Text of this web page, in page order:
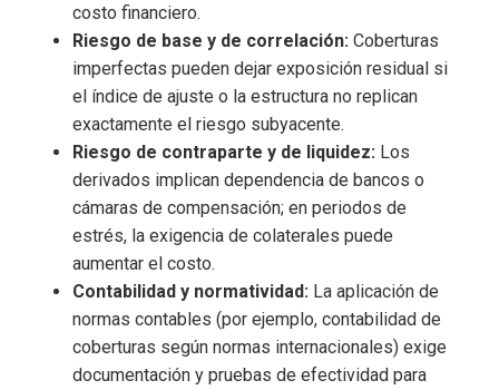
costo financiero.
Riesgo de base y de correlación: Coberturas
imperfectas pueden dejar exposición residual si
el índice de ajuste o la estructura no replican
exactamente el riesgo subyacente.
Riesgo de contraparte y de liquidez: Los
derivados implican dependencia de bancos o
cámaras de compensación; en periodos de
estrés, la exigencia de colaterales puede
aumentar el costo.
Contabilidad y normatividad: La aplicación de
normas contables (por ejemplo, contabilidad de
coberturas según normas internacionales) exige
documentación y pruebas de efectividad para